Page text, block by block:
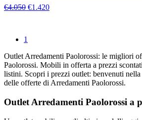
€4.050 €1.420
1
Outlet Arredamenti Paolorossi: le migliori
Paolorossi. Mobili in offerta a prezzi
listini. Scopri i prezzi outlet: benvenuti
delle offerte di Arredamenti Paolorossi.
Outlet Arredamenti Paolorossi a